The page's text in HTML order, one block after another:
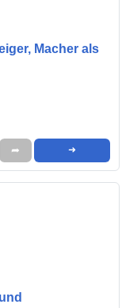
Macher als
➦ ➜